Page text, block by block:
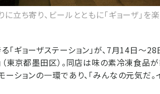
立ち寄り、ビールとともに「ギョーザ」を
「ギョーザステーション」が、7月14日～
東京都墨田区）。同店は味の素冷凍食品
ションの一環であり、「みんなの元気だ。